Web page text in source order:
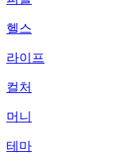
헬스
라이프
컬처
머니
테마